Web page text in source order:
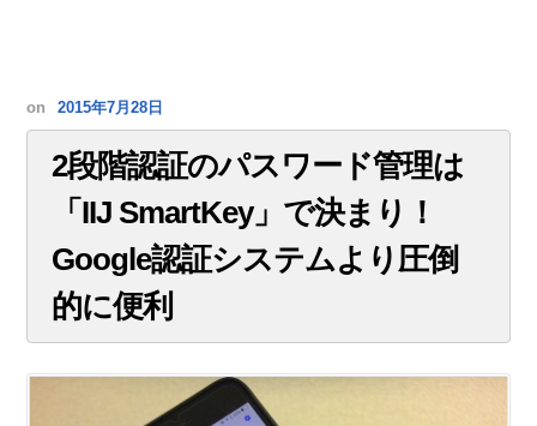
on 2015年7月28日
2段階認証のパスワード管理は
「IIJ SmartKey」で決まり！
Google認証システムより圧倒
的に便利